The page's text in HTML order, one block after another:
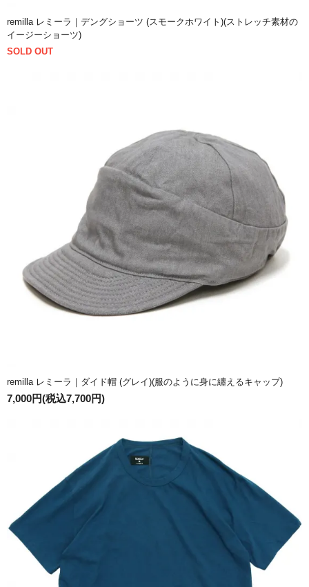
remilla レミーラ｜デングショーツ (スモークホワイト)(ストレッチ素材の
イージーショーツ)
SOLD OUT
remilla レミーラ｜ダイド帽 (グレイ)(服のように身に纏えるキャップ)
7,000円(税込7,700円)